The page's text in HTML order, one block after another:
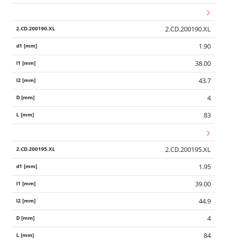
2.CD.200190.XL
1.90
38.00
43.7
4
83
2.CD.200195.XL
1.95
39.00
44.9
4
84